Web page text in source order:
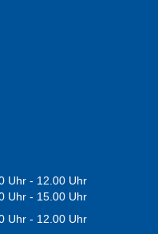
Uhr - 12.00 Uhr
Uhr - 15.00 Uhr
Uhr - 12.00 Uhr